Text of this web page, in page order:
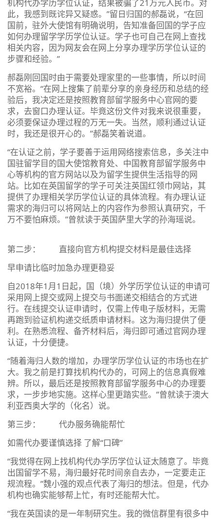
机构代办学历学位认证，结果被骗了21万元人民币。对
此，我感到既诧异又疑惑。”留日归国的郝磊说，“在回
国前，驻外大使馆有明确说明，告知准备回国的学子应
如何办理留学学历学位认证。学子也可自己在网上查找
相关内容，因为网友会在网上分享办理学历学位认证的
步骤和经验。”
郝磊刚回国时由于需要处理家里的一些事情，所以时间
不宽裕。“在网上搜集了前辈分享的亲身经历和总结的经
验后，我决定还是按照教育部留学服务中心官网的要
求，去窗口办理认证。毕竟这份文件对我来说很重要，
必须要保证办理过程的万无一失。当然，顺利通过认证
时，我还是很开心的。”郝磊笑着说道。
“在认证之前，学子要善于运用网络搜索信息，多关注中
国驻留学目的国大使馆教育处、中国教育部留学服务中
心等机构的官方网站以及为留学生提供生活指导的网
站。比如在英国留学的学子可关注英国红领巾网站，其
提供了办理相关学历学位认证的具体流程。有办理认证
需求的海归可以将网站上的内容作为参照认真研究，千
万不要怕麻烦。”曾就读于英国萨里大学的孙海瑶说。
第二步： 直接向官方机构提交材料是最佳选择
早申请比临时加急办理更稳妥
自2018年1月1日起，国（境）外学历学位认证的申请可
采用网上提交或网上提交与书面递交相结合的方式进
行。在线提交认证申请时，仅需上传电子版材料，无需
再跑到验证机构递交纸质申请材料。这为海归提供了便
利。在熟悉流程、备齐材料后，海归即可通过官网办理
认证，十分便捷。
“随着海归人数的增加，办理学历学位认证的市场也在扩
大。我之前是打算找机构代办的，可网上的信息真假难
辨。所以，最后还是按照教育部留学服务中心的办理要
求，一步步地实施。这样心里更踏实些。”曾就读于澳大
利亚西奥大学的（化名）说。
第三步： 代办服务确能帮忙
如需代办要谨慎选择 了解“口碑”
“我觉得在网上找机构代办学历学位认证太随意了。毕竟
出国留学不易，海归最好花时间亲自去办，一定要走正
规流程。”魏小强的观点代表了海归的想法。但是，代办
机构也确实能够帮上忙，有时还能帮大忙。
“我在英国读的是一年制研究生。我的微信群里有很多中